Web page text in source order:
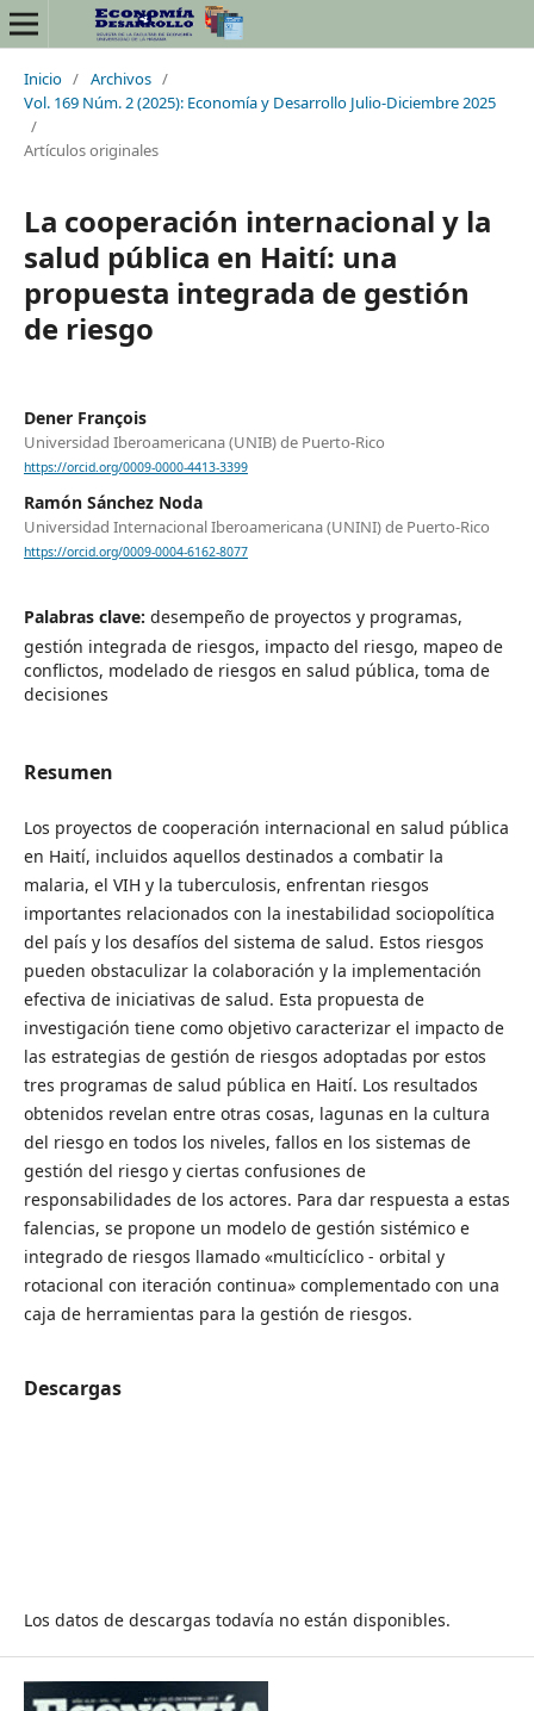
Inicio / Archivos /
Vol. 169 Núm. 2 (2025): Economía y Desarrollo Julio-Diciembre 2025
/
Artículos originales
La cooperación internacional y la
salud pública en Haití: una
propuesta integrada de gestión
de riesgo
Dener François
Universidad Iberoamericana (UNIB) de Puerto-Rico
https://orcid.org/0009-0000-4413-3399
Ramón Sánchez Noda
Universidad Internacional Iberoamericana (UNINI) de Puerto-Rico
https://orcid.org/0009-0004-6162-8077
Palabras clave: desempeño de proyectos y programas,
gestión integrada de riesgos, impacto del riesgo, mapeo de
conflictos, modelado de riesgos en salud pública, toma de
decisiones
Resumen
Los proyectos de cooperación internacional en salud pública
en Haití, incluidos aquellos destinados a combatir la
malaria, el VIH y la tuberculosis, enfrentan riesgos
importantes relacionados con la inestabilidad sociopolítica
del país y los desafíos del sistema de salud. Estos riesgos
pueden obstaculizar la colaboración y la implementación
efectiva de iniciativas de salud. Esta propuesta de
investigación tiene como objetivo caracterizar el impacto de
las estrategias de gestión de riesgos adoptadas por estos
tres programas de salud pública en Haití. Los resultados
obtenidos revelan entre otras cosas, lagunas en la cultura
del riesgo en todos los niveles, fallos en los sistemas de
gestión del riesgo y ciertas confusiones de
responsabilidades de los actores. Para dar respuesta a estas
falencias, se propone un modelo de gestión sistémico e
integrado de riesgos llamado «multicíclico - orbital y
rotacional con iteración continua» complementado con una
caja de herramientas para la gestión de riesgos.
Descargas
Los datos de descargas todavía no están disponibles.